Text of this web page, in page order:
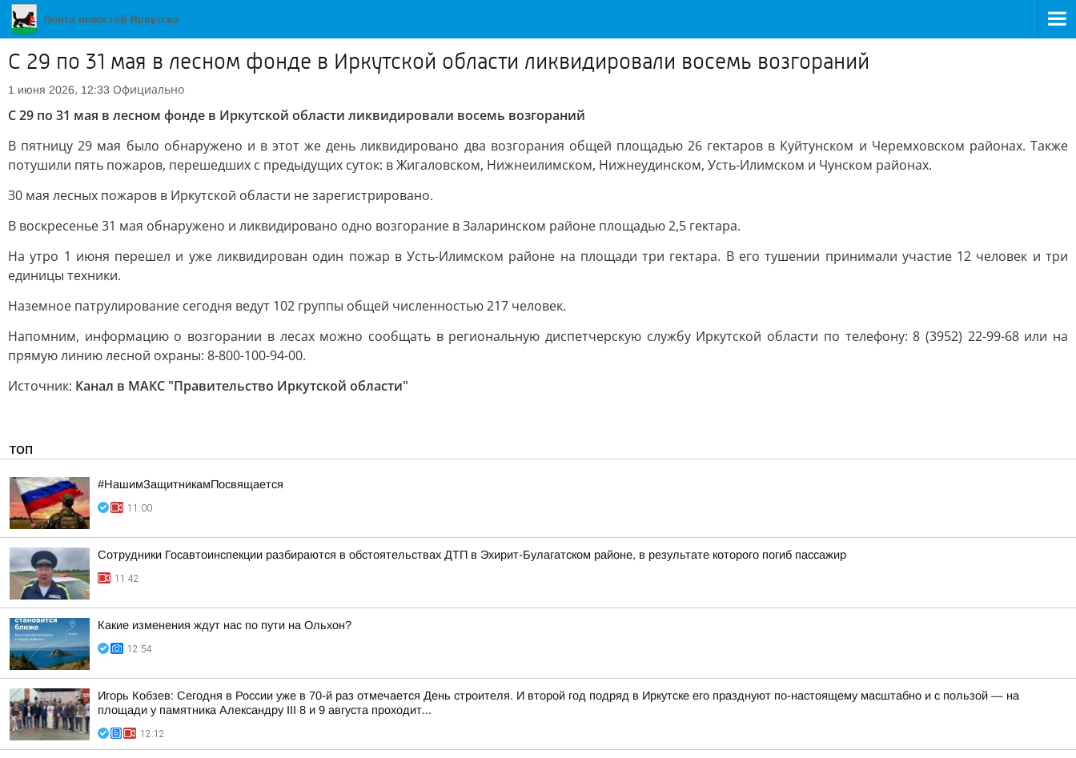
С 29 по 31 мая в лесном фонде в Иркутской области ликвидировали восемь возгораний
1 июня 2026, 12:33 Официально
С 29 по 31 мая в лесном фонде в Иркутской области ликвидировали восемь возгораний
В пятницу 29 мая было обнаружено и в этот же день ликвидировано два возгорания общей площадью 26 гектаров в Куйтунском и Черемховском районах. Также
потушили пять пожаров, перешедших с предыдущих суток: в Жигаловском, Нижнеилимском, Нижнеудинском, Усть-Илимском и Чунском районах.
30 мая лесных пожаров в Иркутской области не зарегистрировано.
В воскресенье 31 мая обнаружено и ликвидировано одно возгорание в Заларинском районе площадью 2,5 гектара.
На утро 1 июня перешел и уже ликвидирован один пожар в Усть-Илимском районе на площади три гектара. В его тушении принимали участие 12 человек и три
единицы техники.
Наземное патрулирование сегодня ведут 102 группы общей численностью 217 человек.
Напомним, информацию о возгорании в лесах можно сообщать в региональную диспетчерскую службу Иркутской области по телефону: 8 (3952) 22-99-68 или на
прямую линию лесной охраны: 8-800-100-94-00.
Источник: Канал в МАКС "Правительство Иркутской области"
ТОП
#НашимЗащитникамПосвящается
11:00
Сотрудники Госавтоинспекции разбираются в обстоятельствах ДТП в Эхирит-Булагатском районе, в результате которого погиб пассажир
11:42
Какие изменения ждут нас по пути на Ольхон?
12:54
Игорь Кобзев: Сегодня в России уже в 70-й раз отмечается День строителя. И второй год подряд в Иркутске его празднуют по-настоящему масштабно и с пользой — на
площади у памятника Александру III 8 и 9 августа проходит...
12:12